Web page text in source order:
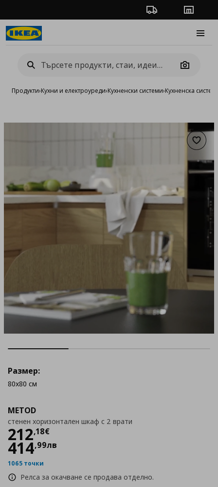
Проследяване на
Camera
Продукти›Кухни и електроуреди›Кухненски системи›Кухненска
METOD
стенен хоризонтален шкаф с 2 врати
212,18€
Цена
414,99лв
1065 точки
Релса за окачване се продава отделно.
Размер:
80x80 см